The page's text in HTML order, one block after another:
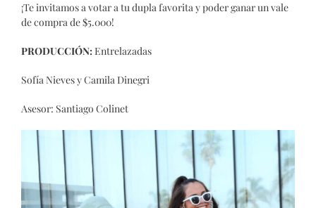
¡Te invitamos a votar a tu dupla favorita y poder ganar un vale
de compra de $5.000!
PRODUCCIÓN:Entrelazadas
Sofía Nieves y Camila Dinegri
Asesor: Santiago Colinet